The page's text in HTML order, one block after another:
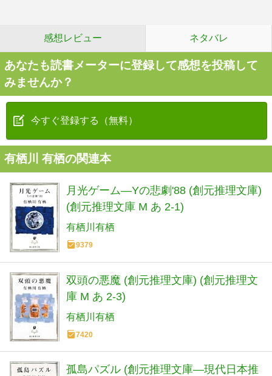
感想レビュー ネタバレ
あなたも読書メーターに登録して感想を投稿して
みませんか？
今すぐ登録する（無料）
有栖川 有栖の関連本
月光ゲーム―Yの悲劇'88 (創元推理文庫)
(創元推理文庫 M あ 2-1)
有栖川有栖
9379
双頭の悪魔 (創元推理文庫) (創元推理文
庫 M あ 2-3)
有栖川有栖
7420
孤島パズル (創元推理文庫―現代日本推